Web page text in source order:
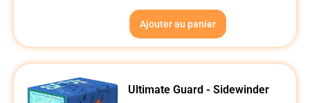
Ajouter au panier
Ultimate Guard - Sidewinder